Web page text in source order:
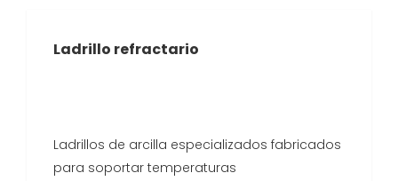
Ladrillo refractario
Ladrillos de arcilla especializados fabricados
para soportar temperaturas